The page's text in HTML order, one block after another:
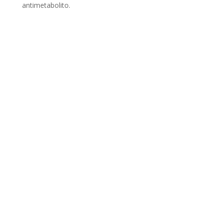
antimetabolito.